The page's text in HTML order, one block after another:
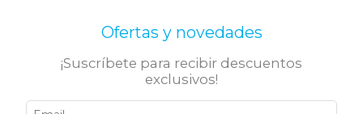
No tenemos resultados para tu búsqueda. Por favor,
intentá con otros filtros.
Ofertas y novedades
¡Suscríbete para recibir descuentos
exclusivos!